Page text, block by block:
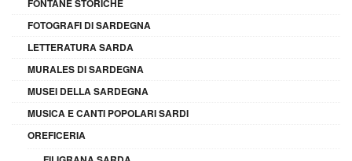
FONTANE STORICHE
FOTOGRAFI DI SARDEGNA
LETTERATURA SARDA
MURALES DI SARDEGNA
MUSEI DELLA SARDEGNA
MUSICA E CANTI POPOLARI SARDI
OREFICERIA